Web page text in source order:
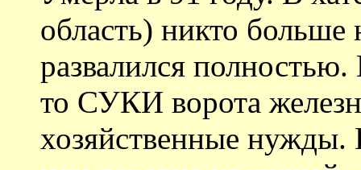
область) никто
развалился
то СУКИ ворота
хозяйственные нужды.